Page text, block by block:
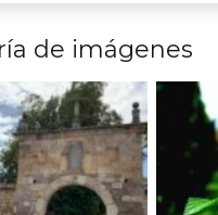
de imágenes